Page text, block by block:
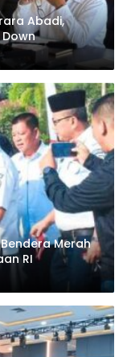
Abadi,
Merah
RI